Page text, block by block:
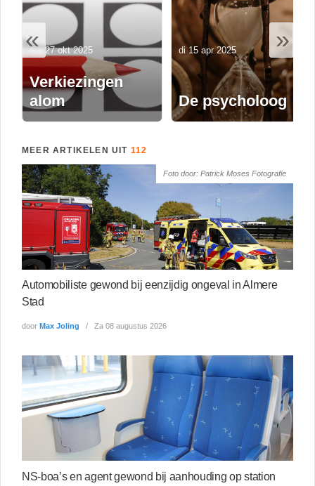
«
Verkiezingen
alom
ma 27 okt 2025
De psycholoog
di 15 apr 2025 »
MEER ARTIKELEN UIT 112
Foto door: Patrick Moses Fotografie
Automobiliste gewond bij eenzijdig ongeval in Almere
Stad
door Max Joling Za 08 augustus 2026
NS-boa’s en agent gewond bij aanhouding op station